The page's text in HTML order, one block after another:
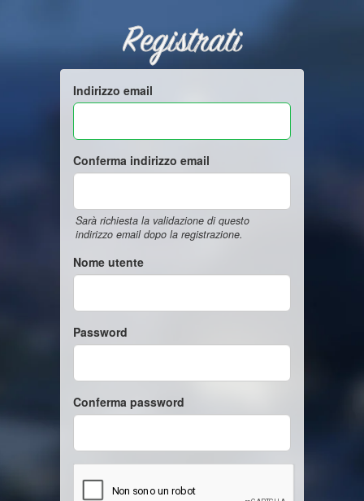
Registrati
Indirizzo email
Conferma indirizzo email
Sarà richiesta la validazione di questo
indirizzo email dopo la registrazione.
Nome utente
Password
Conferma password